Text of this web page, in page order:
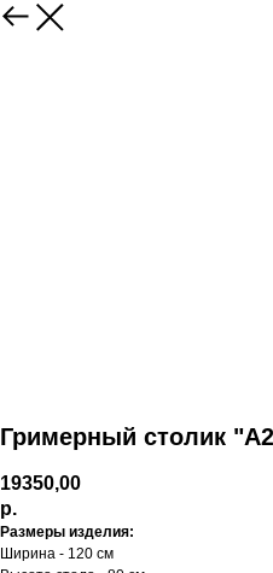
Гримерный столик
19350,00
р.
Размеры изделия:
Ширина - 120 см